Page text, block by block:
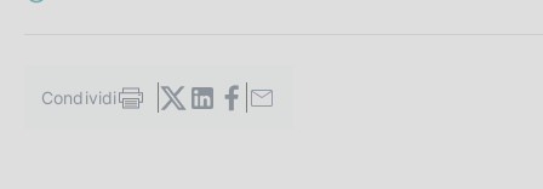
CondividiS